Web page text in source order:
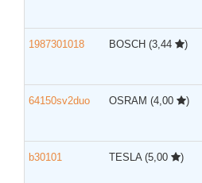
1987301018 BOSCH (3,44 )
64150sv2duo OSRAM (4,00 )
b30101 TESLA (5,00 )